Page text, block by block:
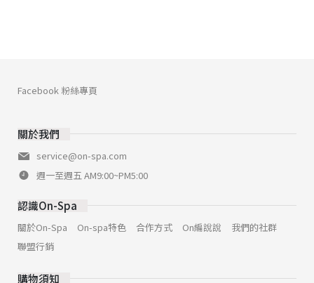
關於我們
service@on-spa.com
週一至週五 AM9:00~PM5:00
認識On-Spa
關於On-Spa On-spa特色 合作方式 On編說說
我們的社群
聯盟行銷
購物須知
Facebook 粉絲專頁